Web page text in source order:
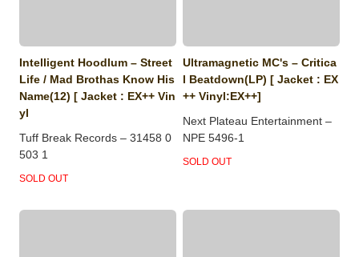
Intelligent Hoodlum ‎– Street
Life / Mad Brothas Know His
Name(12) [ Jacket : EX++ Vin
yl
Tuff Break Records ‎– 31458 0
503 1
SOLD OUT
Ultramagnetic MC's – Critica
l Beatdown(LP) [ Jacket : EX
++ Vinyl:EX++]
Next Plateau Entertainment –
NPE 5496-1
SOLD OUT